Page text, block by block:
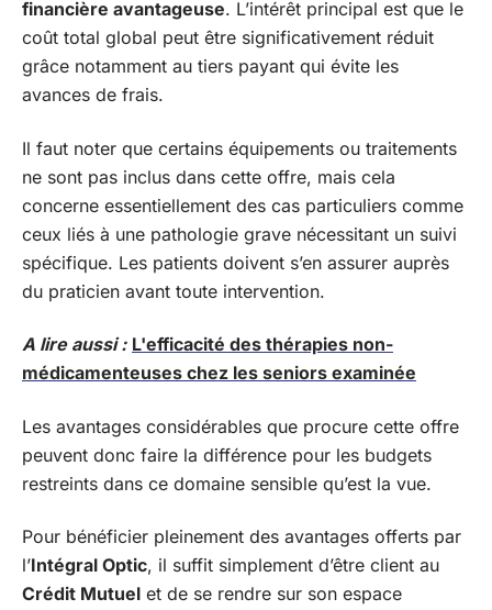
financière avantageuse. L’intérêt principal est que le
coût total global peut être significativement réduit
grâce notamment au tiers payant qui évite les
avances de frais.
Il faut noter que certains équipements ou traitements
ne sont pas inclus dans cette offre, mais cela
concerne essentiellement des cas particuliers comme
ceux liés à une pathologie grave nécessitant un suivi
spécifique. Les patients doivent s’en assurer auprès
du praticien avant toute intervention.
A lire aussi : L'efficacité des thérapies non-
médicamenteuses chez les seniors examinée
Les avantages considérables que procure cette offre
peuvent donc faire la différence pour les budgets
restreints dans ce domaine sensible qu’est la vue.
Pour bénéficier pleinement des avantages offerts par
l’Intégral Optic, il suffit simplement d’être client au
Crédit Mutuel et de se rendre sur son espace